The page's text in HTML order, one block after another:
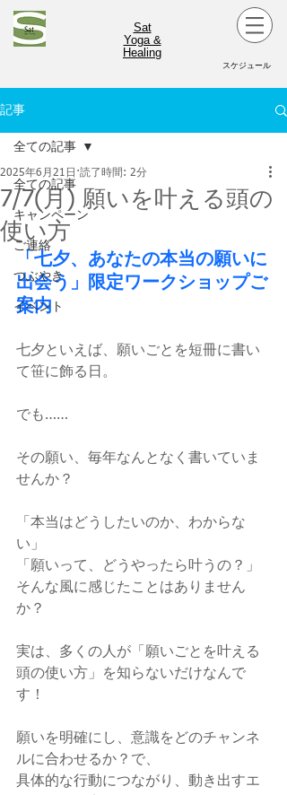
Sat
Yoga &
Healing
スケジュール
記事
全ての記事
キャンペーン
ご連絡
つぶやき
イベント
全ての記事
7/7(月) 願いを叶える頭の
使い方
2025年6月21日 読了時間: 2分
「七夕、あなたの本当の願いに
出会う」限定ワークショップご
案内
七夕といえば、願いごとを短冊に書い
て笹に飾る日。
でも……
その願い、毎年なんとなく書いていま
せんか？
「本当はどうしたいのか、わからな
い」
「願いって、どうやったら叶うの？」
そんな風に感じたことはありません
か？
実は、多くの人が「願いごとを叶える
頭の使い方」を知らないだけなんで
す！
願いを明確にし、意識をどのチャンネ
ルに合わせるか？で、
具体的な行動につながり、動き出すエ